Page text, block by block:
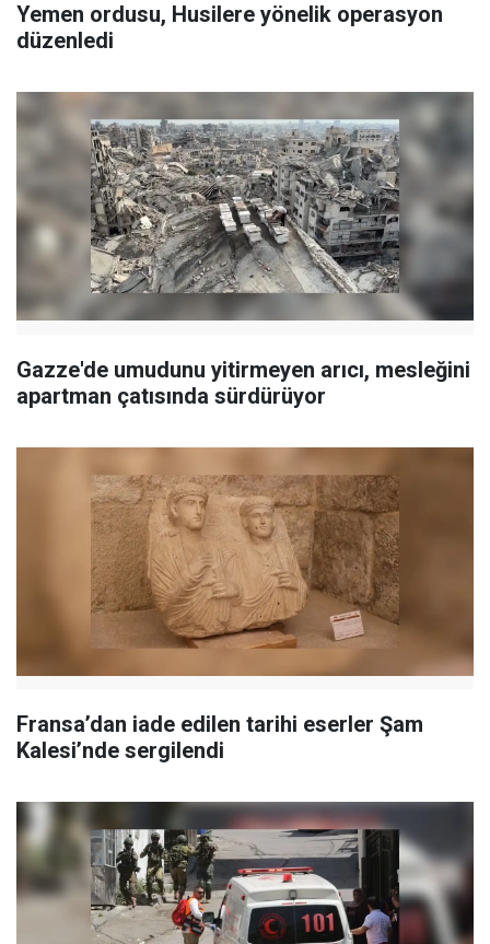
Yemen ordusu, Husilere yönelik operasyon
düzenledi
Gazze'de umudunu yitirmeyen arıcı, mesleğini
apartman çatısında sürdürüyor
Fransa’dan iade edilen tarihi eserler Şam
Kalesi’nde sergilendi